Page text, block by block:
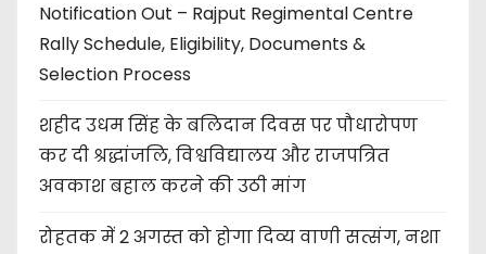
Notification Out – Rajput Regimental Centre
Rally Schedule, Eligibility, Documents &
Selection Process
शहीद उधम सिंह के बलिदान दिवस पर पौधारोपण
कर दी श्रद्धांजलि, विश्वविद्यालय और राजपत्रित
अवकाश बहाल करने की उठी मांग
रोहतक में 2 अगस्त को होगा दिव्य वाणी सत्संग, नशा